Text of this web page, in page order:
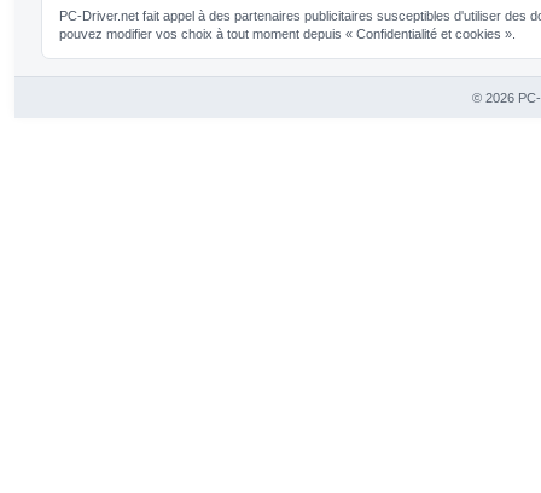
PC-Driver.net fait appel à des partenaires publicitaires susceptibles d'utiliser
pouvez modifier vos choix à tout moment depuis « Confidentialité et cookies ».
© 2026